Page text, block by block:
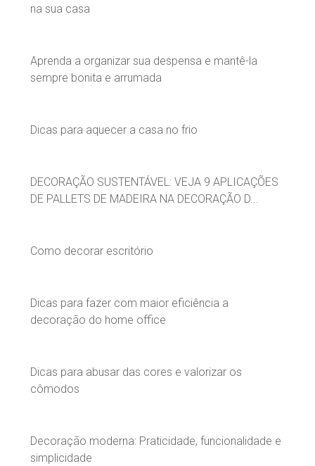
na sua casa
Aprenda a organizar sua despensa e mantê-la
sempre bonita e arrumada
Dicas para aquecer a casa no frio
DECORAÇÃO SUSTENTÁVEL: VEJA 9 APLICAÇÕES
DE PALLETS DE MADEIRA NA DECORAÇÃO D...
Como decorar escritório
Dicas para fazer com maior eficiência a
decoração do home office
Dicas para abusar das cores e valorizar os
cômodos
Decoração moderna: Praticidade, funcionalidade e
simplicidade